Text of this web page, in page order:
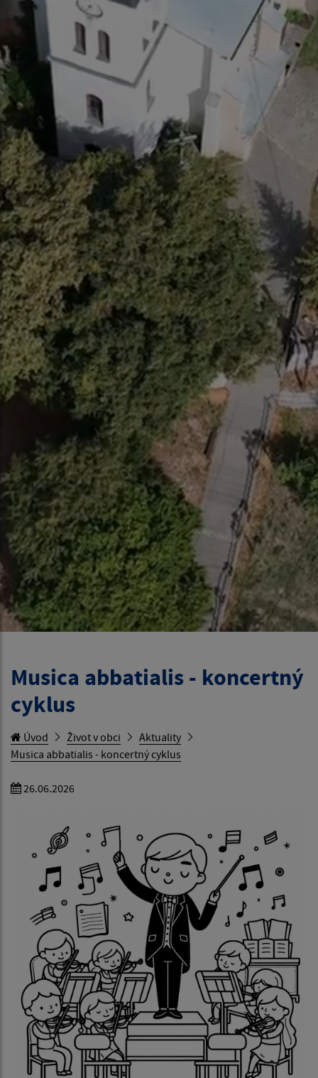
Musica abbatialis - koncertný
cyklus
Úvod Život v obci
Aktuality
Musica abbatialis - koncertný cyklus
26.06.2026